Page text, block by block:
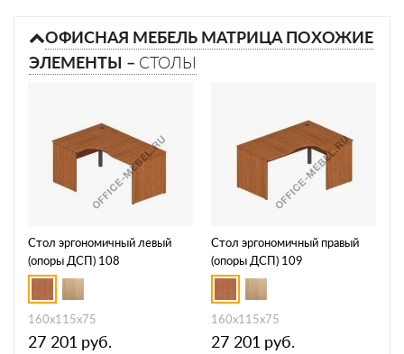
ОФИСНАЯ МЕБЕЛЬ МАТРИЦА ПОХОЖИЕ
ЭЛЕМЕНТЫ – СТОЛЫ
Стол эргономичный левый
(опоры ДСП) 108
160x115x75
27 201 руб.
Стол эргономичный правый
(опоры ДСП) 109
160x115x75
27 201 руб.